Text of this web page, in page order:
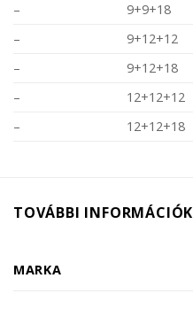
–
9+9+18
–
9+12+12
–
9+12+18
–
12+12+12
–
12+12+18
TOVÁBBI INFORMÁCIÓK
MARKA